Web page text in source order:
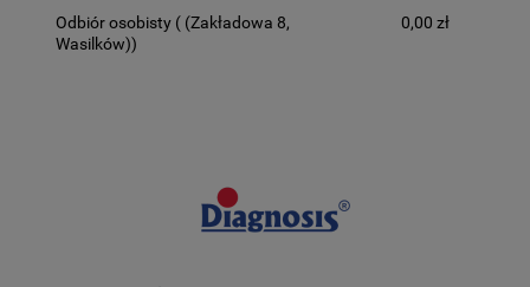
Odbiór osobisty ( (Zakładowa 8,
Wasilków))
0,00 zł